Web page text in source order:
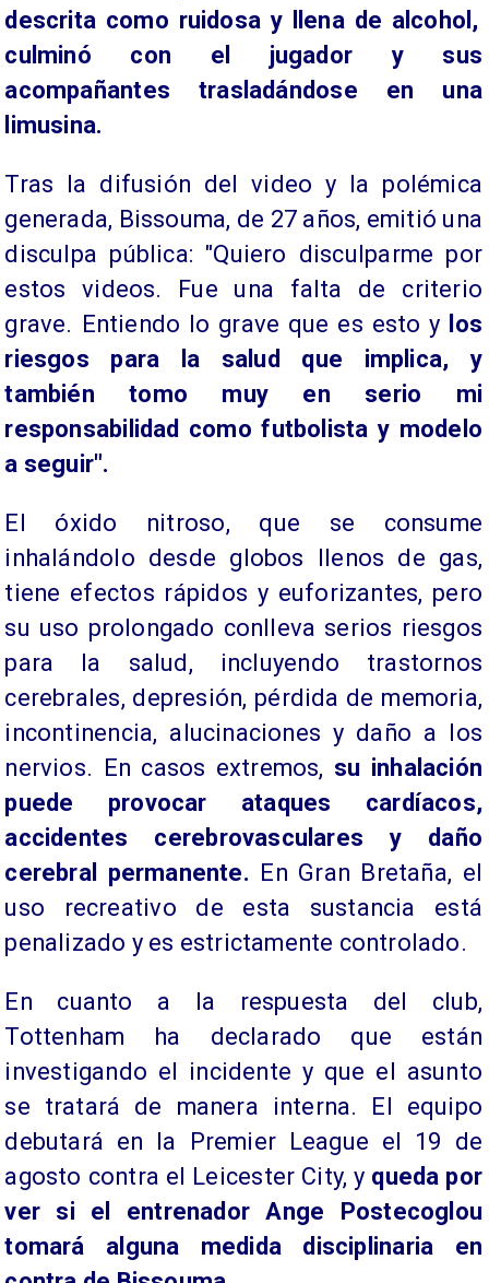
descrita como ruidosa y llena de alcohol,
culminó con el jugador y sus
acompañantes trasladándose en una
limusina.
Tras la difusión del video y la polémica
generada, Bissouma, de 27 años, emitió una
disculpa pública: "Quiero disculparme por
estos videos. Fue una falta de criterio
grave. Entiendo lo grave que es esto y los
riesgos para la salud que implica, y
también tomo muy en serio mi
responsabilidad como futbolista y modelo
a seguir".
El óxido nitroso, que se consume
inhalándolo desde globos llenos de gas,
tiene efectos rápidos y euforizantes, pero
su uso prolongado conlleva serios riesgos
para la salud, incluyendo trastornos
cerebrales, depresión, pérdida de memoria,
incontinencia, alucinaciones y daño a los
nervios. En casos extremos, su inhalación
puede provocar ataques cardíacos,
accidentes cerebrovasculares y daño
cerebral permanente. En Gran Bretaña, el
uso recreativo de esta sustancia está
penalizado y es estrictamente controlado.
En cuanto a la respuesta del club,
Tottenham ha declarado que están
investigando el incidente y que el asunto
se tratará de manera interna. El equipo
debutará en la Premier League el 19 de
agosto contra el Leicester City, y queda por
ver si el entrenador Ange Postecoglou
tomará alguna medida disciplinaria en